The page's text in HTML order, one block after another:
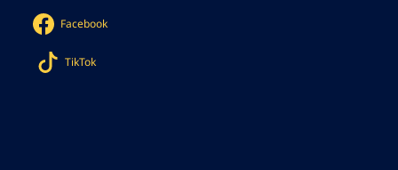
Facebook
TikTok